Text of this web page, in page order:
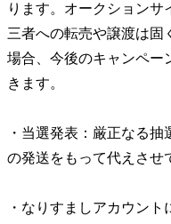
ります。オークション
三者への転売や譲渡は固
場合、今後のキャンペー
きます。
・当選発表：厳正なる
の発送をもって代えさせ
・なりすましアカウント